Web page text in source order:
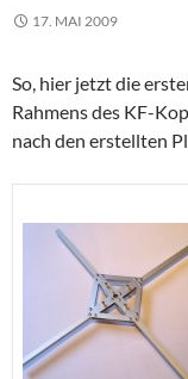
17. MAI 2009
So, hier jetzt die
Rahmens des KF-
nach den erstellten